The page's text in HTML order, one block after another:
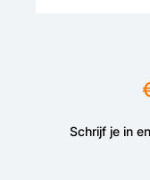
Schrijf je in